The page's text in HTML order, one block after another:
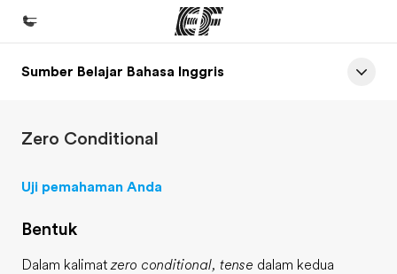
Beranda
Daftar program
Sumber Belajar Bahasa Inggris
Zero Conditional
Uji pemahaman Anda
Bentuk
Dalam kalimatzero conditional, tense dalam kedua